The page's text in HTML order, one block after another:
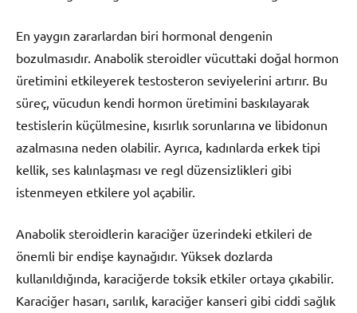
En yaygın zararlardan biri hormonal dengenin
bozulmasıdır. Anabolik steroidler vücuttaki doğal hormon
üretimini etkileyerek testosteron seviyelerini artırır. Bu
süreç, vücudun kendi hormon üretimini baskılayarak
testislerin küçülmesine, kısırlık sorunlarına ve libidonun
azalmasına neden olabilir. Ayrıca, kadınlarda erkek tipi
kellik, ses kalınlaşması ve regl düzensizlikleri gibi
istenmeyen etkilere yol açabilir.
Anabolik steroidlerin karaciğer üzerindeki etkileri de
önemli bir endişe kaynağıdır. Yüksek dozlarda
kullanıldığında, karaciğerde toksik etkiler ortaya çıkabilir.
Karaciğer hasarı, sarılık, karaciğer kanseri gibi ciddi sağlık